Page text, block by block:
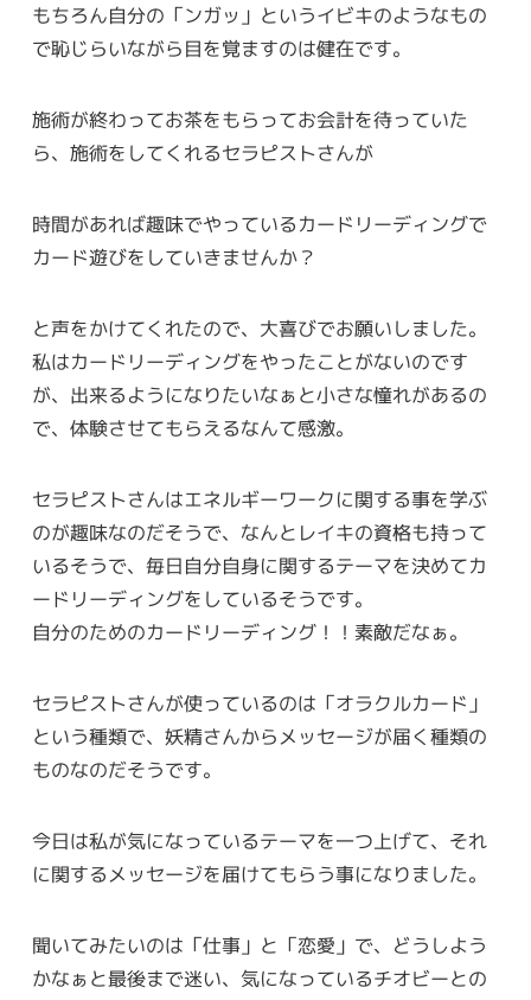
もちろん自分の「ンガッ」というイビキのようなもの
で恥じらいながら目を覚ますのは健在です。
施術が終わってお茶をもらってお会計を待っていた
ら、施術をしてくれるセラピストさんが
時間があれば趣味でやっているカードリーディングで
カード遊びをしていきませんか？
と声をかけてくれたので、大喜びでお願いしました。
私はカードリーディングをやったことがないのです
が、出来るようになりたいなぁと小さな憧れがあるの
で、体験させてもらえるなんて感激。
セラピストさんはエネルギーワークに関する事を学ぶ
のが趣味なのだそうで、なんとレイキの資格も持って
いるそうで、毎日自分自身に関するテーマを決めてカ
ードリーディングをしているそうです。
自分のためのカードリーディング！！素敵だなぁ。
セラピストさんが使っているのは「オラクルカード」
という種類で、妖精さんからメッセージが届く種類の
ものなのだそうです。
今日は私が気になっているテーマを一つ上げて、それ
に関するメッセージを届けてもらう事になりました。
聞いてみたいのは「仕事」と「恋愛」で、どうしよう
かなぁと最後まで迷い、気になっているチオビーとの